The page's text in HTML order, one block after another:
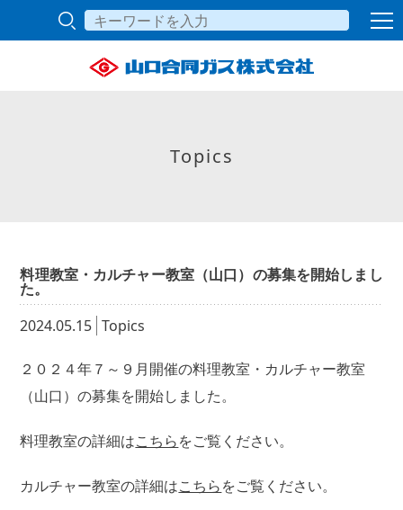
Topics
料理教室・カルチャー教室（山口）の募集を開始しまし
た。
2024.05.15 Topics
２０２４年７～９月開催の料理教室・カルチャー教室
（山口）の募集を開始しました。
料理教室の詳細はこちらをご覧ください。
カルチャー教室の詳細はこちらをご覧ください。